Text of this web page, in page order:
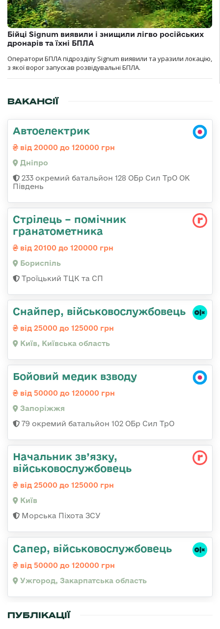
Бійці Signum виявили і знищили лігво російських
дронарів та їхні БПЛА
Оператори БПЛА підрозділу Signum виявили та уразили локацію,
з якої ворог запускав розвідувальні БПЛА.
ВАКАНСІЇ
Автоелектрик
від 20000 до 120000 грн
Дніпро
233 окремий батальйон 128 ОБр Сил ТрО ОК
Південь
Стрілець – помічник
гранатометника
від 20100 до 120000 грн
Бориспіль
Троїцький ТЦК та СП
Снайпер, військовослужбовець
від 25000 до 125000 грн
Київ, Київська область
Бойовий медик взводу
від 50000 до 120000 грн
Запоріжжя
79 окремий батальйон 102 ОБр Сил ТрО
Начальник зв’язку,
військовослужбовець
від 25000 до 125000 грн
Київ
Морська Піхота ЗСУ
Сапер, військовослужбовець
від 50000 до 120000 грн
Ужгород, Закарпатська область
ПУБЛІКАЦІЇ